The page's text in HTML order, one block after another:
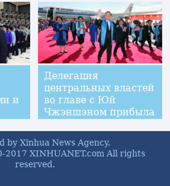
автономного района
Внутренняя
Монголия в Хух-Хото
и
Делегация
центральных властей
во главе с Юй
Чжэншэном прибыла
мероприятиях по
случаю 70-летия
by Xinhua News Agency.
XINHUANET.com All rights
reserved.